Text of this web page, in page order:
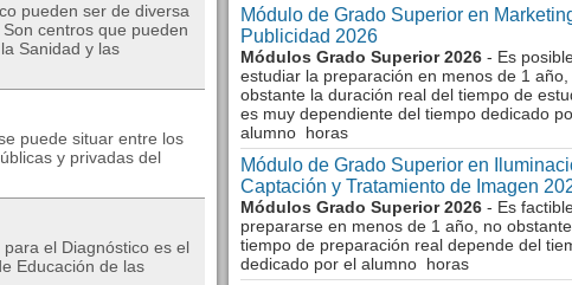
pueden ser de diversa
centros que pueden
Sanidad y las
puede situar entre los
y privadas del
el Diagnóstico es el
Educación de las
Módulo de Grado Superior en
Publicidad 2026
Módulos Grado Superior 2026 - Es
estudiar la preparación en menos de 1 año,
obstante la duración real del tiempo de
es muy dependiente del tiempo dedicado
alumno horas
Módulo de Grado Superior en
Captación y Tratamiento de Imagen
Módulos Grado Superior 2026 - Es
prepararse en menos de 1 año, no
tiempo de preparación real depende del
dedicado por el alumno horas